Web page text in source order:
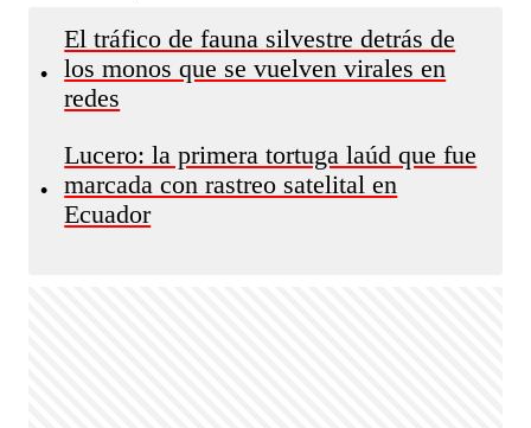
•
El tráfico de fauna silvestre detrás de
los monos que se vuelven virales en
redes
•
Lucero: la primera tortuga laúd que fue
marcada con rastreo satelital en
Ecuador